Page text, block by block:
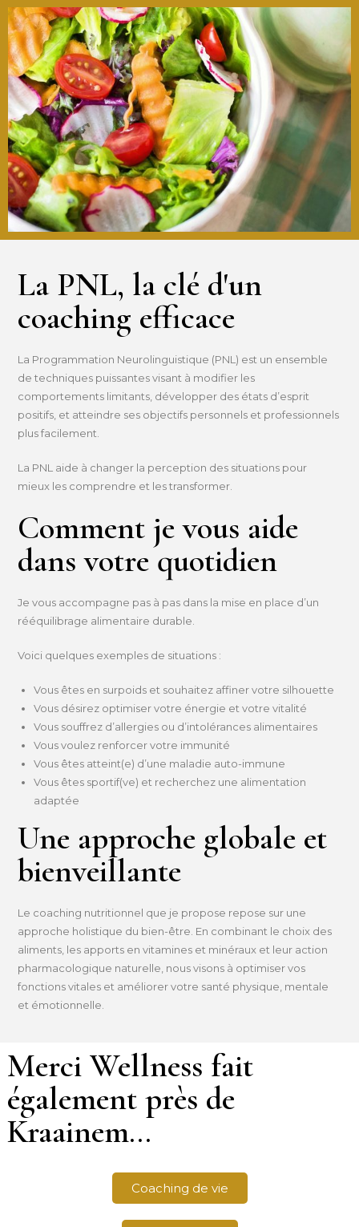
La PNL, la clé d'un
coaching efficace
La Programmation Neurolinguistique (PNL) est un ensemble
de techniques puissantes visant à modifier les
comportements limitants, développer des états d’esprit
positifs, et atteindre ses objectifs personnels et professionnels
plus facilement.
La PNL aide à changer la perception des situations pour
mieux les comprendre et les transformer.
Comment je vous aide
dans votre quotidien
Je vous accompagne pas à pas dans la mise en place d’un
rééquilibrage alimentaire durable.
Voici quelques exemples de situations :
Vous êtes en surpoids et souhaitez affiner votre silhouette
Vous désirez optimiser votre énergie et votre vitalité
Vous souffrez d’allergies ou d’intolérances alimentaires
Vous voulez renforcer votre immunité
Vous êtes atteint(e) d’une maladie auto-immune
Vous êtes sportif(ve) et recherchez une alimentation
adaptée
Une approche globale et
bienveillante
Le coaching nutritionnel que je propose repose sur une
approche holistique du bien-être. En combinant le choix des
aliments, les apports en vitamines et minéraux et leur action
pharmacologique naturelle, nous visons à optimiser vos
fonctions vitales et améliorer votre santé physique, mentale
et émotionnelle.
Merci Wellness fait
également près de
Kraainem...
Coaching de vie